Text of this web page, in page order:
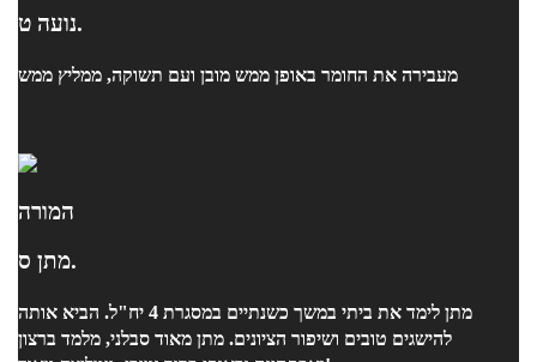
נועה ט.
מעבירה את החומר באופן ממש מובן ועם תשוקה, ממליץ ממש
המורה
מתן ס.
מתן לימד את ביתי במשך כשנתיים במסגרת 4 יח"ל. הביא אותה
להישגים טובים ושיפור הציונים. מתן מאוד סבלני, מלמד ברצון